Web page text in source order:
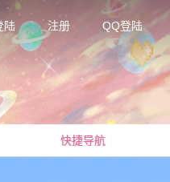
陆 注册 QQ登陆
快捷导航